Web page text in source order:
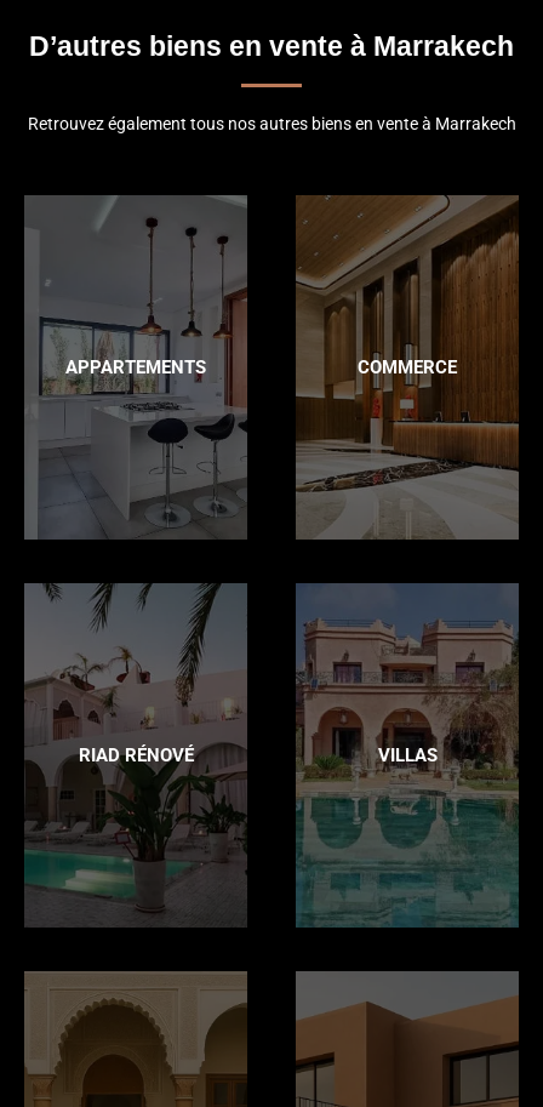
D’autres biens en vente à Marrakech
Retrouvez également tous nos autres biens en vente à Marrakech
APPARTEMENTS COMMERCE
RIAD RÉNOVÉ VILLAS